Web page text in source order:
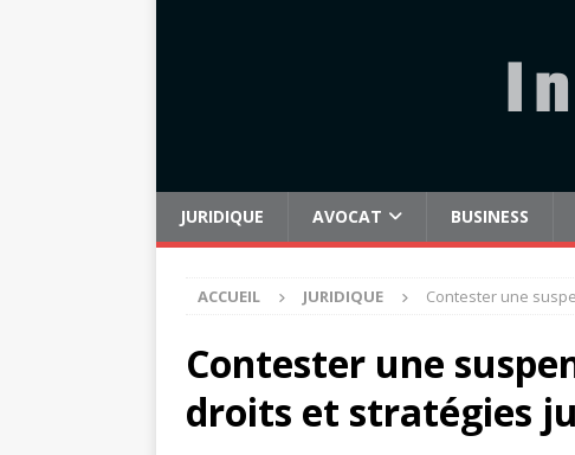
JURIDIQUE AVOCAT BUSINESS
ACCUEIL JURIDIQUE Contester une
Contester une
droits et stratégies